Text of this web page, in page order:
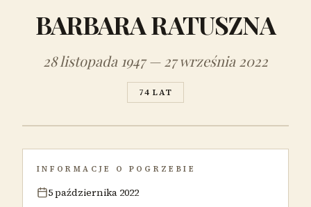
BARBARA RATUSZNA
28 listopada 1947 — 27 września 2022
74 LAT
INFORMACJE O POGRZEBIE
5 października 2022